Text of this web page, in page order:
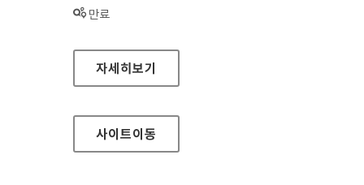
상태 :
만료
국립서울병원 홈페이지
자세히보기
사이트이동